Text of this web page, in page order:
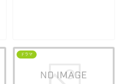
ドラマ